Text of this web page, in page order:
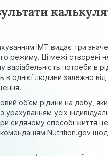
ІМТ видає три
режиму. Ці межі створені
варіабельність потреби в
в однієї людини залежно від
об’єм рідини на добу,
урахуванням усіх
сидячому способі життя
Nutrition.gov